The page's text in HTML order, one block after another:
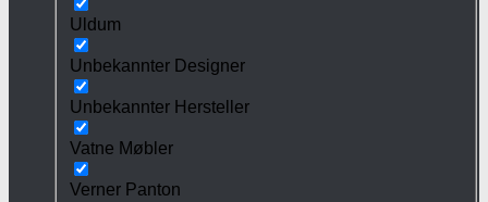
Uldum
Unbekannter Designer
Unbekannter Hersteller
Vatne Møbler
Verner Panton